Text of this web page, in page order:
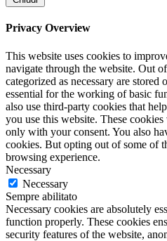
Privacy Overview
This website uses cookies to
navigate through the website. Out
categorized as necessary are stored
essential for the working of basic
also use third-party cookies that
you use this website. These
only with your consent. You also
cookies. But opting out of some of
browsing experience.
Necessary
Necessary
Sempre abilitato
Necessary cookies are absolutely
function properly. These cookies
security features of the website,